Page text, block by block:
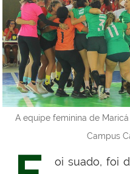
A equipe feminina de
Campus
oi suado, foi